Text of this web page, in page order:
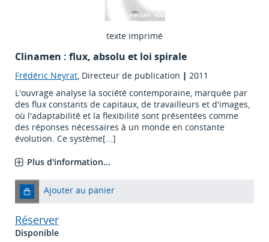
texte imprimé
Clinamen : flux, absolu et loi spirale
Frédéric Neyrat, Directeur de publication | 2011
L'ouvrage analyse la société contemporaine, marquée par
des flux constants de capitaux, de travailleurs et d'images,
où l'adaptabilité et la flexibilité sont présentées comme
des réponses nécessaires à un monde en constante
évolution. Ce système[...]
Plus d'information...
Ajouter au panier
Réserver
Disponible